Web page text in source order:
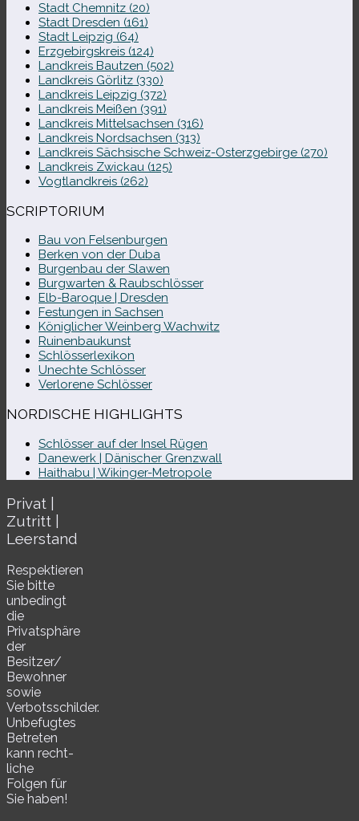
Stadt Chemnitz (20)
Stadt Dresden (161)
Stadt Leipzig (64)
Erzgebirgskreis (124)
Landkreis Bautzen (502)
Landkreis Görlitz (330)
Landkreis Leipzig (372)
Landkreis Meißen (391)
Landkreis Mittelsachsen (316)
Landkreis Nordsachsen (313)
Landkreis Sächsische Schweiz-​Osterzgebirge (270)
Landkreis Zwickau (125)
Vogtlandkreis (262)
SCRIPTORIUM
Bau von Felsenburgen
Berken von der Duba
Burgenbau der Slawen
Burgwarten & Raubschlösser
Elb-​Baroque | Dresden
Festungen in Sachsen
Königlicher Weinberg Wachwitz
Ruinenbaukunst
Schlösserlexikon
Unechte Schlösser
Verlorene Schlösser
NORDISCHE HIGHLIGHTS
Schlösser auf der Insel Rügen
Danewerk | Dänischer Grenzwall
Haithabu | Wikinger-Metropole
Privat |
Zutritt |
Leerstand
Respektieren
Sie bitte
unbe­dingt
die
Privatsphäre
der
Besitzer/​
Bewohner
sowie
Verbotsschilder.
Unbefugtes
Betreten
kann recht­
li­che
Folgen für
Sie haben!